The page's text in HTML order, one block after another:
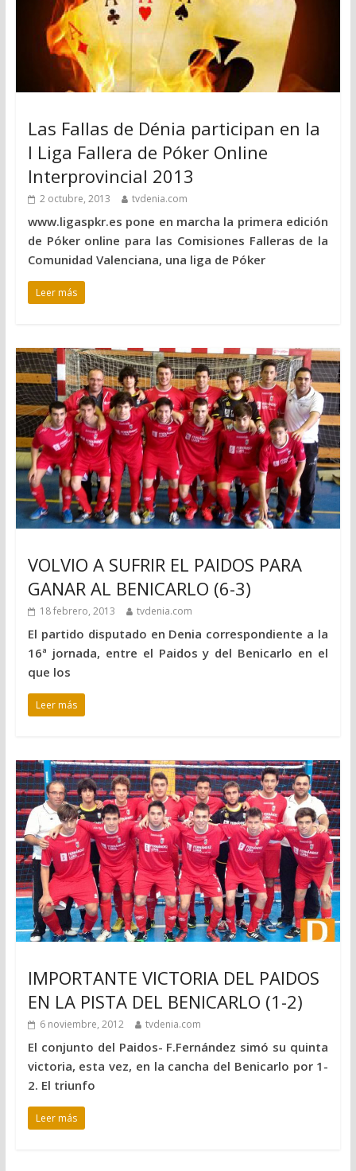
Las Fallas de Dénia participan en la
I Liga Fallera de Póker Online
Interprovincial 2013
2 octubre, 2013 tvdenia.com
www.ligaspkr.es pone en marcha la primera edición
de Póker online para las Comisiones Falleras de la
Comunidad Valenciana, una liga de Póker
Leer más
VOLVIO A SUFRIR EL PAIDOS PARA
GANAR AL BENICARLO (6-3)
18 febrero, 2013 tvdenia.com
El partido disputado en Denia correspondiente a la
16ª jornada, entre el Paidos y del Benicarlo en el
que los
Leer más
IMPORTANTE VICTORIA DEL PAIDOS
EN LA PISTA DEL BENICARLO (1-2)
6 noviembre, 2012 tvdenia.com
El conjunto del Paidos- F.Fernández simó su quinta
victoria, esta vez, en la cancha del Benicarlo por 1-
2. El triunfo
Leer más